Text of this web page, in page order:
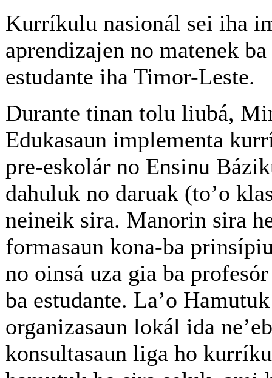
Kurríkulu nasionál sei iha
aprendizajen no matenek ba
estudante iha Timor-Leste.
Durante tinan tolu liubá,
Edukasaun implementa
pre-eskolár no Ensinu
dahuluk no daruak (to’o
neineik sira. Manorin sira
formasaun kona-ba
no oinsá uza gia ba
ba estudante. La’o
organizasaun lokál ida
konsultasaun liga ho